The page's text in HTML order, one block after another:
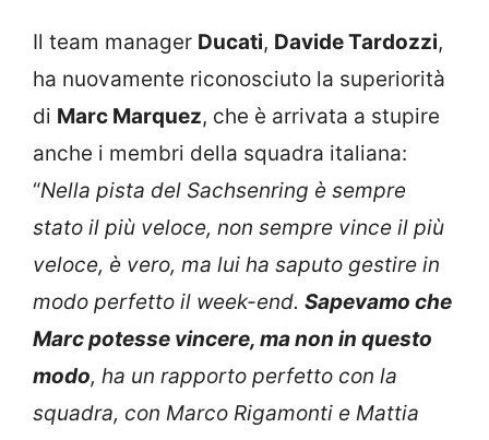
Il team manager Ducati, Davide Tardozzi,
ha nuovamente riconosciuto la superiorità
di Marc Marquez, che è arrivata a stupire
anche i membri della squadra italiana:
“Nella pista del Sachsenring è sempre
stato il più veloce, non sempre vince il più
veloce, è vero, ma lui ha saputo gestire in
modo perfetto il week-end. Sapevamo che
Marc potesse vincere, ma non in questo
modo, ha un rapporto perfetto con la
squadra, con Marco Rigamonti e Mattia